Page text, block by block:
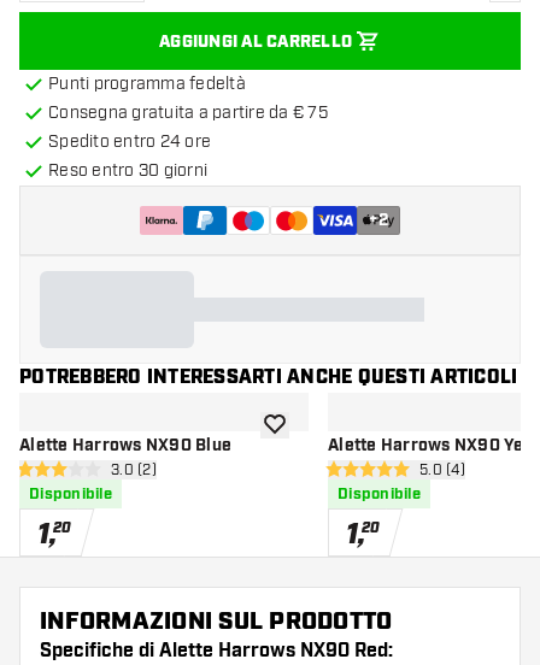
AGGIUNGI AL CARRELLO
Punti programma fedeltà
Consegna gratuita a partire da € 75
Spedito entro 24 ore
Reso entro 30 giorni
+2
POTREBBERO INTERESSARTI ANCHE QUESTI ARTICOLI
Alette Harrows NX90 Blue
apri pannello recensioni
3 stelle di valutazione
3.0 (2)
Disponibile
1,20
aggiungi alla lista dei desideri
Alette Harrows NX90
apri pannello
5 stelle di valutazione
5.0 (4)
Disponibile
1,20
INFORMAZIONI SUL PRODOTTO
Specifiche di Alette Harrows NX90 Red: